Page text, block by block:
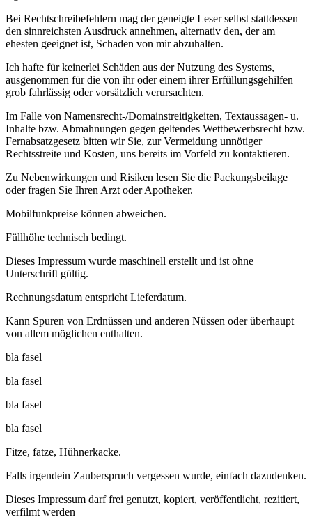
Bei Rechtschreibefehlern mag der geneigte Leser selbst stattdessen
den sinnreichsten Ausdruck annehmen, alternativ den, der am
ehesten geeignet ist, Schaden von mir abzuhalten.
Ich hafte für keinerlei Schäden aus der Nutzung des Systems,
ausgenommen für die von ihr oder einem ihrer Erfüllungsgehilfen
grob fahrlässig oder vorsätzlich verursachten.
Im Falle von Namensrecht-/Domainstreitigkeiten, Textaussagen- u.
Inhalte bzw. Abmahnungen gegen geltendes Wettbewerbsrecht bzw.
Fernabsatzgesetz bitten wir Sie, zur Vermeidung unnötiger
Rechtsstreite und Kosten, uns bereits im Vorfeld zu kontaktieren.
Zu Nebenwirkungen und Risiken lesen Sie die Packungsbeilage
oder fragen Sie Ihren Arzt oder Apotheker.
Mobilfunkpreise können abweichen.
Füllhöhe technisch bedingt.
Dieses Impressum wurde maschinell erstellt und ist ohne
Unterschrift gültig.
Rechnungsdatum entspricht Lieferdatum.
Kann Spuren von Erdnüssen und anderen Nüssen oder überhaupt
von allem möglichen enthalten.
bla fasel
bla fasel
bla fasel
bla fasel
Fitze, fatze, Hühnerkacke.
Falls irgendein Zauberspruch vergessen wurde, einfach dazudenken.
Dieses Impressum darf frei genutzt, kopiert, veröffentlicht, rezitiert,
verfilmt werden